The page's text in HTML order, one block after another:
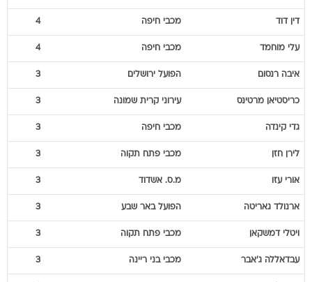
דין דוד מכבי חיפה 4
עלי מוחמד מכבי חיפה 4
איבה רנסום הפועל ירושלים 3
כריסטיאן מרטינס עירוני קרית שמונה 3
גדי קינדה מכבי חיפה 3
לירן חזן מכבי פתח תקוה 3
אורי עזו מ.ס. אשדוד 3
ארנולד גאריטה הפועל באר שבע 3
ויטלי דמשקאן מכבי פתח תקוה 3
עבדאללה ג'אבר מכבי בני ריינה 3